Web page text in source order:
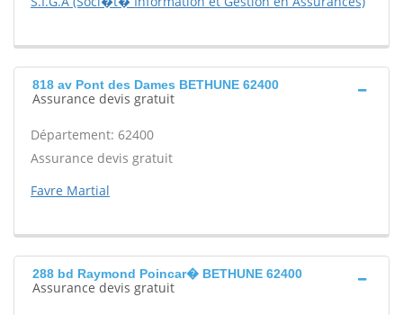
818 av Pont des Dames BETHUNE 62400
Assurance devis gratuit
Département: 62400
Assurance devis gratuit
Favre Martial
288 bd Raymond Poincar� BETHUNE 62400
Assurance devis gratuit